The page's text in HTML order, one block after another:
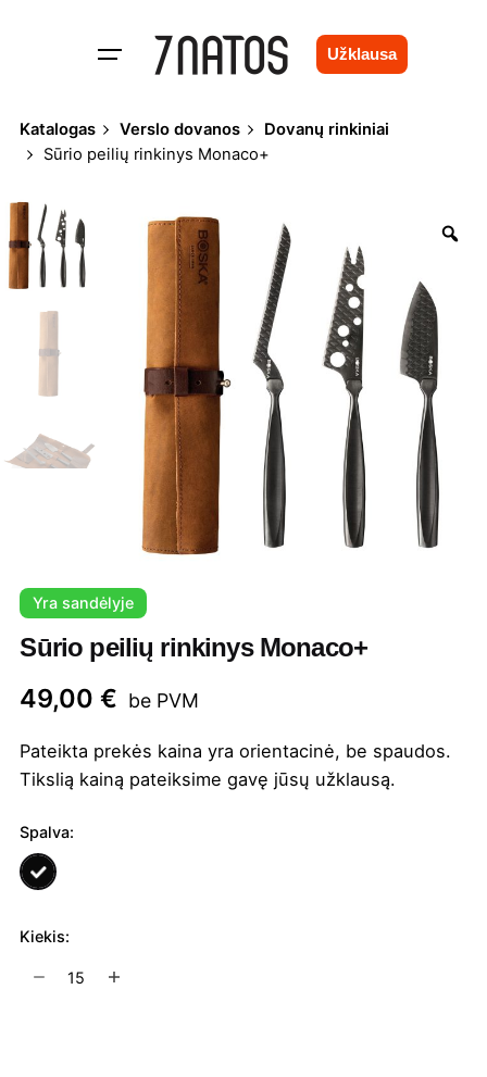
Užklausa
Katalogas Verslo dovanos
Dovanų rinkiniai
Sūrio peilių rinkinys Monaco+
Yra sandėlyje
Sūrio peilių rinkinys Monaco+
49,00€ be PVM
Pateikta prekės kaina yra orientacinė, be spaudos.
Tikslią kainą pateiksime gavę jūsų užklausą.
Spalva:
Kiekis:
produkto